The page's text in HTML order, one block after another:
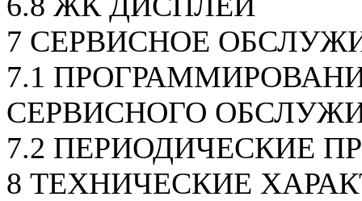
7 СЕРВИСНОЕ
7.1
СЕРВИСНОГО
7.2 ПЕРИОДИЧЕСКИЕ
8 ТЕХНИЧЕСКИЕ